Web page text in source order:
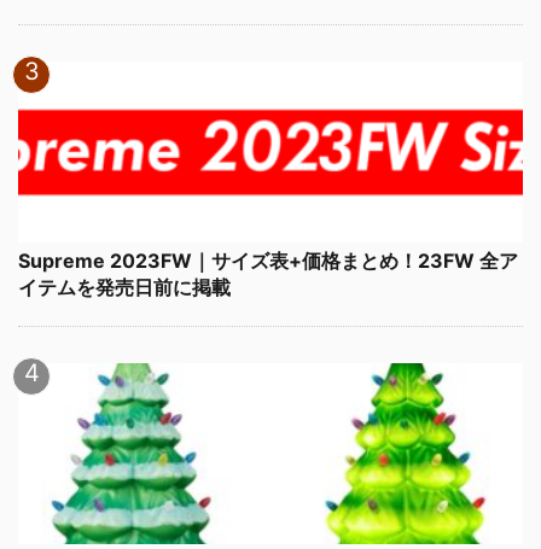
Supreme 2023FW｜サイズ表+価格まとめ！23FW 全ア
イテムを発売日前に掲載